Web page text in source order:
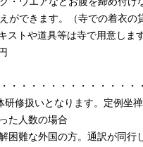
す。（寺での着衣の貸
ストや道具等は寺で用意しま
・・・・・・・・・・・・
研修扱いとなります。定例坐
人数の場合
難な外国の方。通訳が同行